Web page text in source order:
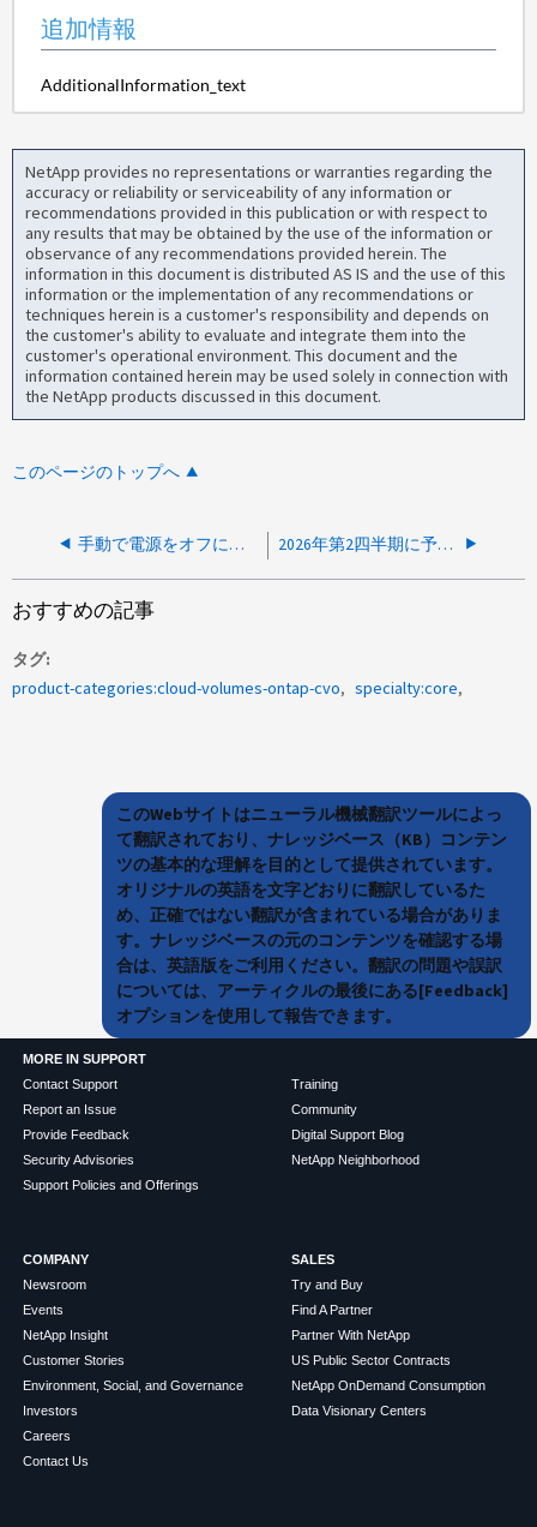
追加情報
AdditionalInformation_text
NetApp provides no representations or warranties regarding the
accuracy or reliability or serviceability of any information or
recommendations provided in this publication or with respect to
any results that may be obtained by the use of the information or
observance of any recommendations provided herein. The
information in this document is distributed AS IS and the use of this
information or the implementation of any recommendations or
techniques herein is a customer's responsibility and depends on
the customer's ability to evaluate and integrate them into the
customer's operational environment. This document and the
information contained herein may be used solely in connection with
the NetApp products discussed in this document.
このページのトップへ
手動で電源をオフにした後、CVOは自動的に電源が入りますか 2026年第2四半期に予定されているGCP TLS証明書の移行は、私のCVOに影響しますか？
おすすめの記事
タグ
product-categories:cloud-volumes-ontap-cvo
specialty:core
このWebサイトはニューラル機械翻訳ツールによっ
て翻訳されており、ナレッジベース（KB）コンテン
ツの基本的な理解を目的として提供されています。
オリジナルの英語を文字どおりに翻訳しているた
め、正確ではない翻訳が含まれている場合がありま
す。ナレッジベースの元のコンテンツを確認する場
合は、英語版をご利用ください。翻訳の問題や誤訳
については、アーティクルの最後にある[Feedback]
オプションを使用して報告できます。
MORE IN SUPPORT
Contact Support
Report an Issue
Provide Feedback
Security Advisories
Support Policies and Offerings
Training
Community
Digital Support Blog
NetApp Neighborhood
COMPANY
Newsroom
Events
NetApp Insight
Customer Stories
Environment, Social, and Governance
Investors
Careers
Contact Us
SALES
Try and Buy
Find A Partner
Partner With NetApp
US Public Sector Contracts
NetApp OnDemand Consumption
Data Visionary Centers